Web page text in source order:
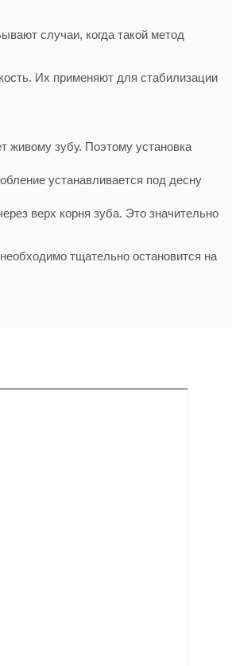
случаи, когда такой метод
Их применяют для стабилизации
живому зубу. Поэтому установка
устанавливается под десну
верх корня зуба. Это значительно
тщательно остановится на